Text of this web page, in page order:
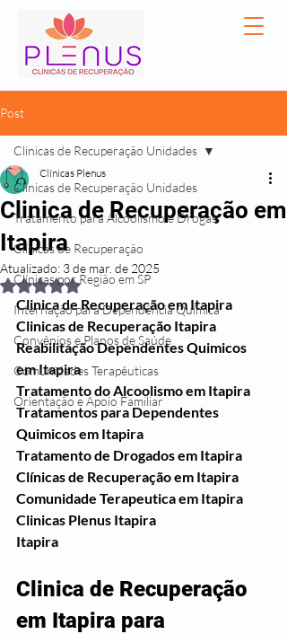
Post
Clinicas de Recuperação Unidades
Tratamento para Alcoolismo e Drogas
Clínicas de Recuperação
Clínicas por Região em SP
Internação para Dependência Química
Convênios e Planos de Saúde
Comunidades Terapêuticas
Orientação e Apoio Familiar
Clinicas de Recuperação Unidades
Clinica de Recuperação em
Itapira
Clínicas Plenus
Atualizado: 3 de mar. de 2025
Avaliado com NaN de 5 estrelas.
Clinica de Recuperação em Itapira
Clinicas de Recuperação Itapira
Reabilitação Dependentes Quimicos
em Itapira
Tratamento do Alcoolismo em Itapira
Tratamentos para Dependentes
Quimicos em Itapira
Tratamento de Drogados em Itapira
Clínicas de Recuperação em Itapira
Comunidade Terapeutica em Itapira
Clinicas Plenus Itapira
Itapira
Clinica de Recuperação
em Itapira para